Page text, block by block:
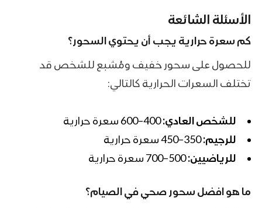
الأسئلة الشائعة
كم سعرة حرارية يجب أن يحتوي السحور؟
للحصول على سحور خفيف ومُشبع للشخص قد
تختلف السعرات الحرارية كالتالي:
للشخص العادي:400–600 سعرة حرارية
للرجيم:350–450 سعرة حرارية
للرياضيين:500–700 سعرة حرارية
ما هو افضل سحور صحي في الصيام؟